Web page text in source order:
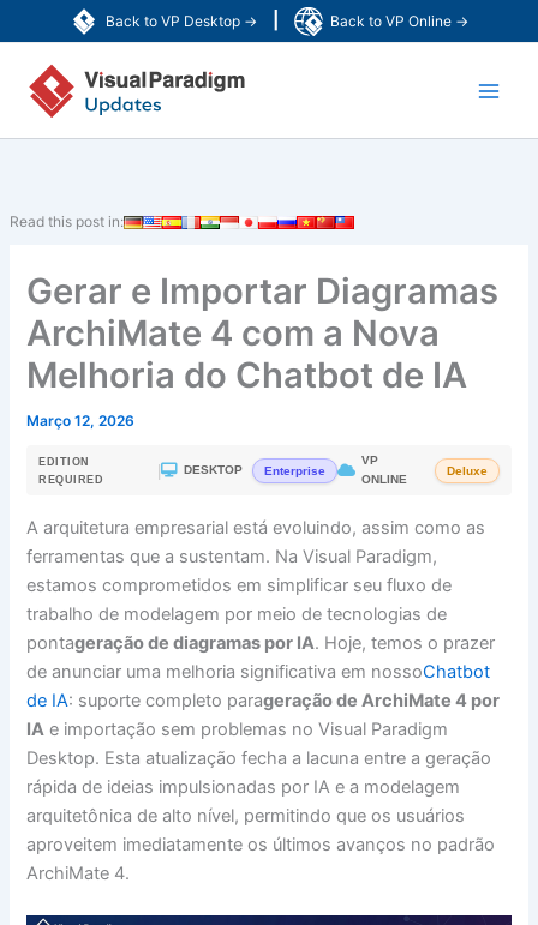
Back to VP Desktop → Back to VP Online →
to
content
Read this post in:
Gerar e Importar Diagramas
ArchiMate 4 com a Nova
Melhoria do Chatbot de IA
Março 12, 2026
EDITION
REQUIRED
DESKTOP Enterprise
VP
ONLINE
Deluxe
A arquitetura empresarial está evoluindo, assim como as
ferramentas que a sustentam. Na Visual Paradigm,
estamos comprometidos em simplificar seu fluxo de
trabalho de modelagem por meio de tecnologias de
pontageração de diagramas por IA. Hoje, temos o prazer
de anunciar uma melhoria significativa em nossoChatbot
de IA: suporte completo parageração de ArchiMate 4 por
IA e importação sem problemas no Visual Paradigm
Desktop. Esta atualização fecha a lacuna entre a geração
rápida de ideias impulsionadas por IA e a modelagem
arquitetônica de alto nível, permitindo que os usuários
aproveitem imediatamente os últimos avanços no padrão
ArchiMate 4.